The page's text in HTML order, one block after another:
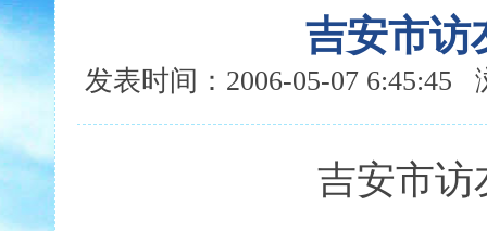
吉安市访
发表时间：2006-05-07
吉安市访